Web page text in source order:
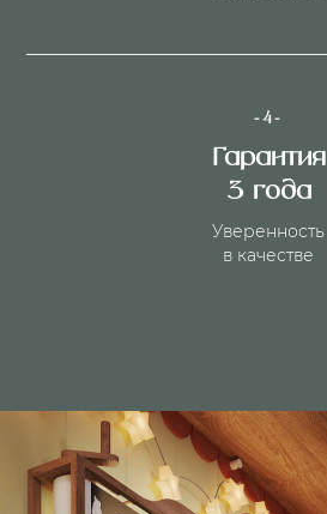
-4-
Гарантия
3 года
Уверенность
в качестве